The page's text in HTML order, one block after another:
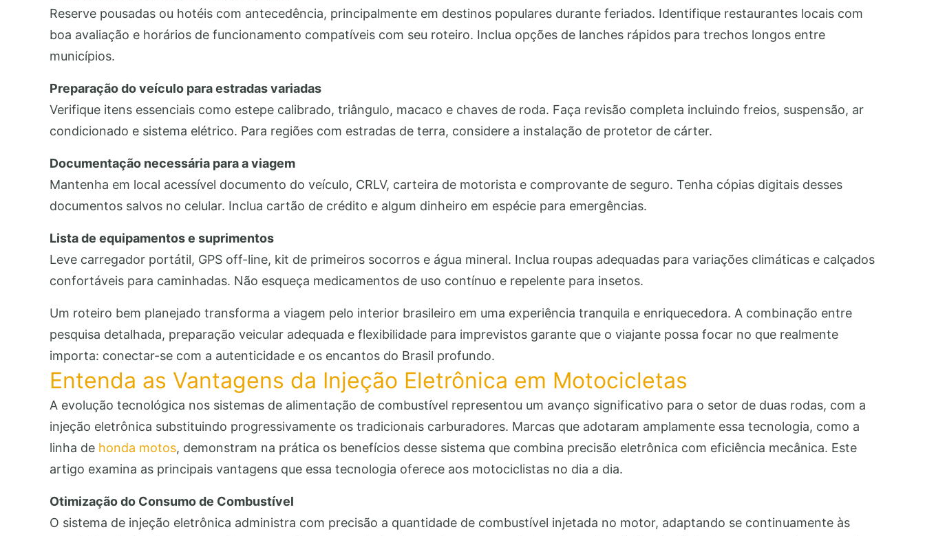
Reserve pousadas ou hotéis com antecedência, principalmente em destinos populares durante feriados. Identifique restaurantes locais com
boa avaliação e horários de funcionamento compatíveis com seu roteiro. Inclua opções de lanches rápidos para trechos longos entre
municípios.
Preparação do veículo para estradas variadas
Verifique itens essenciais como estepe calibrado, triângulo, macaco e chaves de roda. Faça revisão completa incluindo freios, suspensão, ar
condicionado e sistema elétrico. Para regiões com estradas de terra, considere a instalação de protetor de cárter.
Documentação necessária para a viagem
Mantenha em local acessível documento do veículo, CRLV, carteira de motorista e comprovante de seguro. Tenha cópias digitais desses
documentos salvos no celular. Inclua cartão de crédito e algum dinheiro em espécie para emergências.
Lista de equipamentos e suprimentos
Leve carregador portátil, GPS off-line, kit de primeiros socorros e água mineral. Inclua roupas adequadas para variações climáticas e calçados
confortáveis para caminhadas. Não esqueça medicamentos de uso contínuo e repelente para insetos.
Um roteiro bem planejado transforma a viagem pelo interior brasileiro em uma experiência tranquila e enriquecedora. A combinação entre
pesquisa detalhada, preparação veicular adequada e flexibilidade para imprevistos garante que o viajante possa focar no que realmente
importa: conectar-se com a autenticidade e os encantos do Brasil profundo.
Entenda as Vantagens da Injeção Eletrônica em Motocicletas
A evolução tecnológica nos sistemas de alimentação de combustível representou um avanço significativo para o setor de duas rodas, com a
injeção eletrônica substituindo progressivamente os tradicionais carburadores. Marcas que adotaram amplamente essa tecnologia, como a
linha de honda motos, demonstram na prática os benefícios desse sistema que combina precisão eletrônica com eficiência mecânica. Este
artigo examina as principais vantagens que essa tecnologia oferece aos motociclistas no dia a dia.
Otimização do Consumo de Combustível
O sistema de injeção eletrônica administra com precisão a quantidade de combustível injetada no motor, adaptando se continuamente às